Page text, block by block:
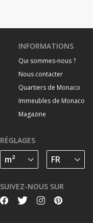
INFORMATIONS
Qui sommes-nous ?
Nous contacter
Quartiers de Monaco
Immeubles de Monaco
Magazine
RÉGLAGES
SUIVEZ-NOUS SUR